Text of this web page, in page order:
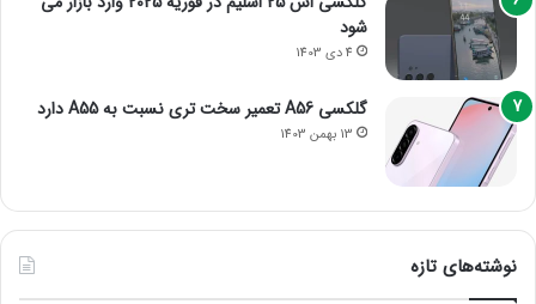
شود
4 دی 1403
گلکسی A56 تعمیر سخت تری نسبت به A55 دارد
13 بهمن 1403
نوشته‌های تازه